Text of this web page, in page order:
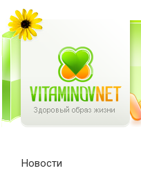
Новости